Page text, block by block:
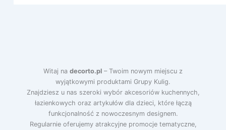
Witaj na decorto.pl – Twoim nowym miejscu z
wyjątkowymi produktami Grupy Kulig.
Znajdziesz u nas szeroki wybór akcesoriów kuchennych,
łazienkowych oraz artykułów dla dzieci, które łączą
funkcjonalność z nowoczesnym designem.
Regularnie oferujemy atrakcyjne promocje tematyczne,